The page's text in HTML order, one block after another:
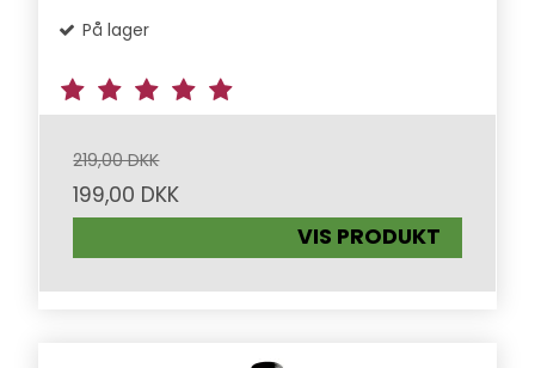
På lager
219,00 DKK
199,00 DKK
VIS PRODUKT